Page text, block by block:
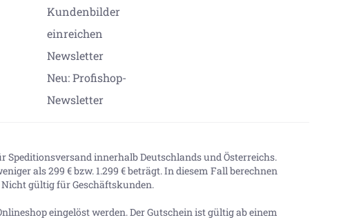
Kundenbilder
einreichen
Newsletter
Neu: Profishop-
Newsletter
Speditionsversand innerhalb Deutschlands und Österreichs.
als 299 € bzw. 1.299 € beträgt. In diesem Fall berechnen
gültig für Geschäftskunden.
eingelöst werden. Der Gutschein ist gültig ab einem